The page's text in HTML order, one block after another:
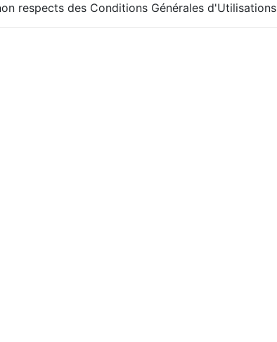
respects des Conditions Générales d'Utilisations